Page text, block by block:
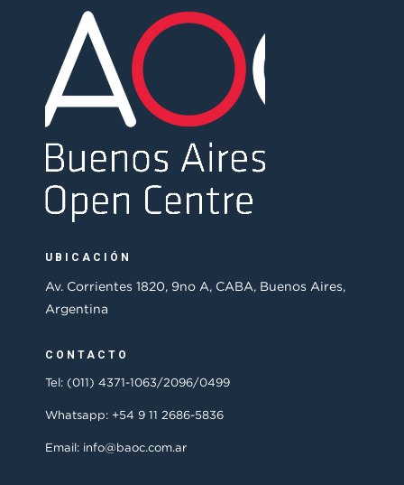
UBICACIÓN
Av. Corrientes 1820, 9no A, CABA, Buenos Aires,
Argentina
CONTACTO
Tel: (011) 4371-1063/2096/0499
Whatsapp: +54 9 11 2686-5836
Email: info@baoc.com.ar